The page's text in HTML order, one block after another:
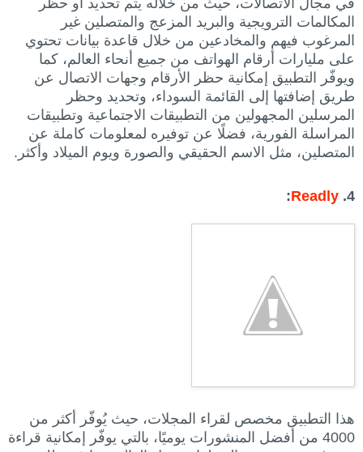
في مجال الاتصالات، حيث من خلاله يتم تحديد أو حظر
المكالمات الترويجية والبريد المزعج والمتصلين غير
المرغوب فيهم والمخادعين من خلال قاعدة بيانات تحتوي
على مليارات أرقام الهواتف من جميع أنحاء العالم، كما
ويوفّر التطبيق إمكانية حظر الأرقام وجهات الاتصال عن
طريق إضافتها إلى القائمة السوداء، وتحديد وحظر
المرسلين المجهولين من التطبيقات الاجتماعية وتطبيقات
المراسلة الفورية، فضلًا عن توفيره لمعلومات كاملة عن
المتصلين، مثل الاسم الحقيقي والصورة ويوم الميلاد وأكثر.
4.
Readly
:
هذا التطبيق مخصص لقراء المجلات، حيث يُوفّر أكثر من
4000 من أفضل المنشورات يوميًا، بالتي يوفّر إمكانية قراءة